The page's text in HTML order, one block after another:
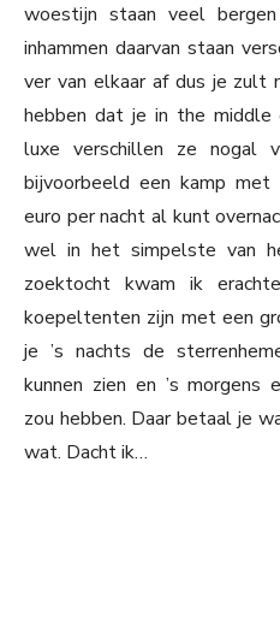
woestijn staan veel
inhammen daarvan staan
ver van elkaar af dus je
hebben dat je in the middle
luxe verschillen ze nogal
bijvoorbeeld een kamp
euro per nacht al kunt
wel in het simpelste van
zoektocht kwam ik
koepeltenten zijn met een
je ’s nachts de
kunnen zien en ’s morgens
zou hebben. Daar betaal je
wat. Dacht ik…